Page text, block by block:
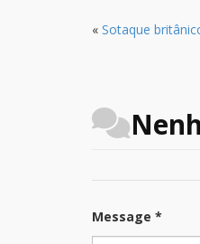
« Sotaque
Message *